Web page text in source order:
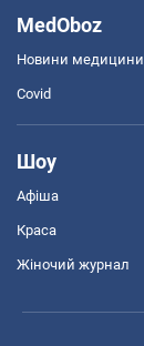
MedOboz
Новини медицини
Covid
Шоу
Афіша
Краса
Жіночий журнал